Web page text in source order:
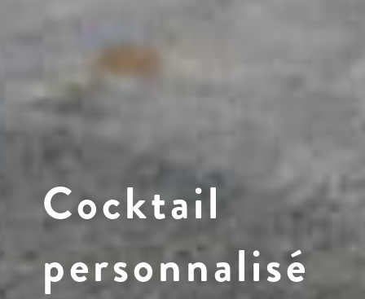
Cocktail
personnalisé